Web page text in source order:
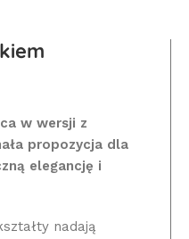
w wersji z
propozycja dla
elegancję i
nadają